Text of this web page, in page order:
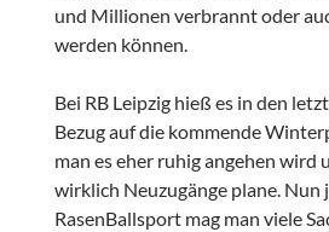
und Millionen verbrannt oder
werden können.
Bei RB Leipzig hieß es in den
Bezug auf die kommende
man es eher ruhig angehen wird
wirklich Neuzugänge plane. Nun
RasenBallsport mag man viele